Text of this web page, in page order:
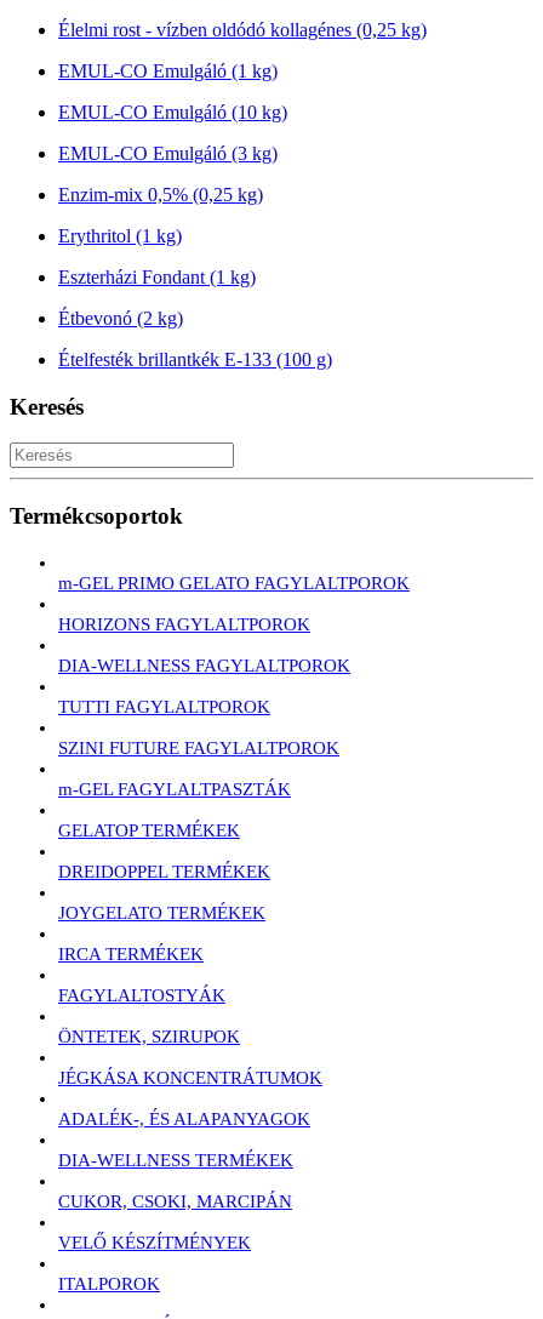
Élelmi rost - vízben oldódó kollagénes (0,25 kg)
EMUL-CO Emulgáló (1 kg)
EMUL-CO Emulgáló (10 kg)
EMUL-CO Emulgáló (3 kg)
Enzim-mix 0,5% (0,25 kg)
Erythritol (1 kg)
Eszterházi Fondant (1 kg)
Étbevonó (2 kg)
Ételfesték brillantkék E-133 (100 g)
Keresés
Termékcsoportok
m-GEL PRIMO GELATO FAGYLALTPOROK
HORIZONS FAGYLALTPOROK
DIA-WELLNESS FAGYLALTPOROK
TUTTI FAGYLALTPOROK
SZINI FUTURE FAGYLALTPOROK
m-GEL FAGYLALTPASZTÁK
GELATOP TERMÉKEK
DREIDOPPEL TERMÉKEK
JOYGELATO TERMÉKEK
IRCA TERMÉKEK
FAGYLALTOSTYÁK
ÖNTETEK, SZIRUPOK
JÉGKÁSA KONCENTRÁTUMOK
ADALÉK-, ÉS ALAPANYAGOK
DIA-WELLNESS TERMÉKEK
CUKOR, CSOKI, MARCIPÁN
VELŐ KÉSZÍTMÉNYEK
ITALPOROK